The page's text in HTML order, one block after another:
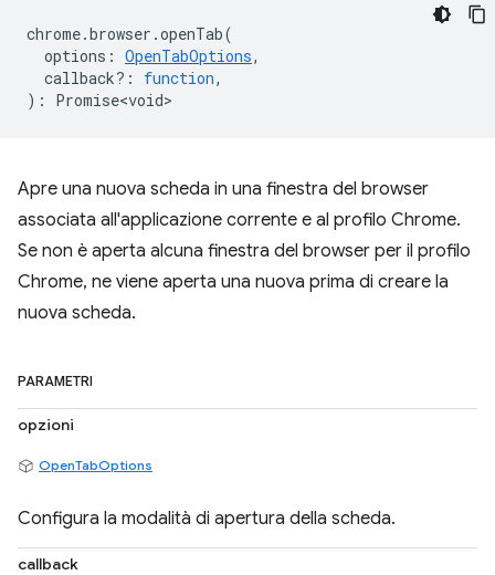
chrome.browser .openTab(
options : OpenTabOptions,
callback? : function,
) : Promise<void>
Apre una nuova scheda in una finestra del browser
associata all'applicazione corrente e al profilo Chrome.
Se non è aperta alcuna finestra del browser per il profilo
Chrome, ne viene aperta una nuova prima di creare la
nuova scheda.
PARAMETRI
opzioni
OpenTabOptions
Configura la modalità di apertura della scheda.
callback